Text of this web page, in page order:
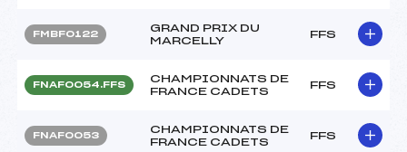
FMBF0122
GRAND PRIX DU
MARCELLY
FFS
FNAF0054.FFS
CHAMPIONNATS DE
FRANCE CADETS
FFS
FNAF0053
CHAMPIONNATS DE
FRANCE CADETS
FFS